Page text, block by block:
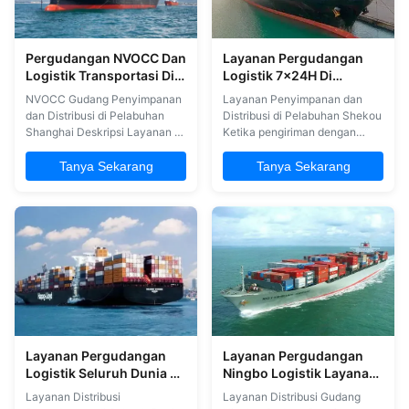
Pergudangan NVOCC Dan
Logistik Transportasi Di
Pelabuhan Shanghai
NVOCC Gudang Penyimpanan
dan Distribusi di Pelabuhan
Shanghai Deskripsi Layanan 1.
China) 2. Deklarasi Bea Cukai
3. Layanan penyimpanan 4.
Penilaian risiko kargo
Keuntungan kami:
1Menyelesaikan beberapa
masalah transportasi kargo
yang sensitif 2Waktu ...
Tanya Sekarang
Layanan Pergudangan
Logistik 7x24H Di
Pelabuhan Shekou
Layanan Penyimpanan dan
Distribusi di Pelabuhan Shekou
Ketika pengiriman dengan
dari tindak lanjut konstan
sepanjang seluruh proses.
kami akan secara pribadi
mengurus pengiriman Anda dari
awal sampai akhir,memastikan
transparansi penuh dan ...
Tanya Sekarang
Layanan Pergudangan
Logistik Seluruh Dunia Di
Pelabuhan Qingdao
Layanan Distribusi
Layanan Pergudangan
Ningbo Logistik Layanan
Distribusi Pergudangan
Layanan Distribusi Gudang